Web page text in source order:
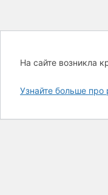
На сайте возникла
Узнайте больше про